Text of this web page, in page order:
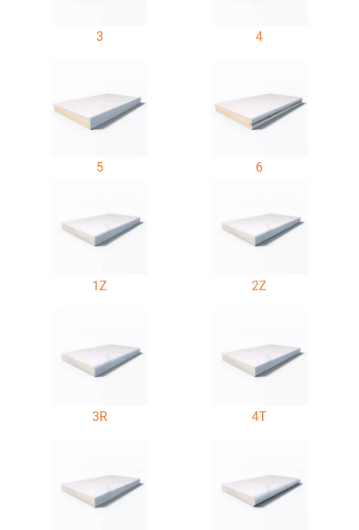
3 4
5 6
1Z 2Z
3R 4T